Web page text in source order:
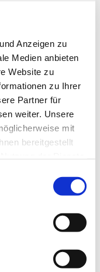
Anzeigen zu
Medien anbieten
Website zu
zu Ihrer
Partner für
weiter. Unsere
mit
bereitgestellt